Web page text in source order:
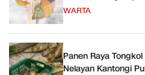
WARTA
Panen Raya
Nelayan Kantongi